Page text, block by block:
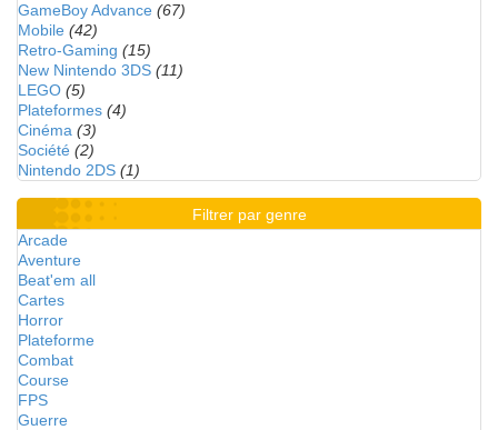
GameBoy Advance (67)
Mobile (42)
Retro-Gaming (15)
New Nintendo 3DS (11)
LEGO (5)
Plateformes (4)
Cinéma (3)
Société (2)
Nintendo 2DS (1)
Filtrer par genre
Arcade
Aventure
Beat'em all
Cartes
Horror
Plateforme
Combat
Course
FPS
Guerre